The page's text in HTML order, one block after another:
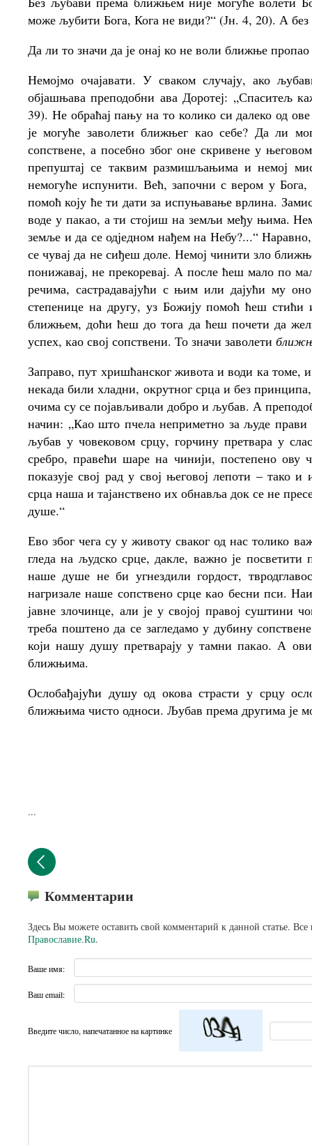
може љубити Бога, Кога не види?“ (Јн. 4, 20). А
Да ли то значи да је онај ко не воли ближње пропао
Немојмо очајавати. У сваком случају, ако
објашњава преподобни ава Доротеј: „Спаситељ
39). Не обраћај пању на то колико си далеко од
је могуће заволети ближњег као себе? Да ли
сопствене, а посебно због оне скривене у
препуштај се таквим размишљањима и немој
немогуће испунити. Већ, започни с вером у
помоћ коју ће ти дати за испуњавање врлина.
воде у пакао, а ти стојиш на земљи међу њима.
земље и да се одједном нађем на Небу?...“
се чувај да не сиђеш доле. Немој чинити зло
понижавај, не прекоревај. А после ћеш мало по
речима, састрадавајући с њим или дајући му
степенице на другу, уз Божију помоћ ћеш
ближњем, доћи ћеш до тога да ћеш почети да
успех, као свој сопствени. То значи заволети
Заправо, пут хришћанског живота и води ка томе,
некада били хладни, окрутног срца и без
очима су се појављивали добро и љубав. А
начин: „Као што пчела неприметно за људе прави
љубав у човековом срцу, горчину претвара у
сребро, правећи шаре на чинији, постепено
показује свој рад у свој његовој лепоти – тако
срца наша и тајанствено их обнавља док се не
душе.“
Ево због чега су у животу сваког од нас толико
гледа на људско срце, дакле, важно је
наше душе не би угнездили гордост,
нагризале наше сопствено срце као бесни пси.
јавне злочинце, али је у својој правој суштини
треба поштено да се загледамо у дубину
који нашу душу претварају у тамни пакао. А
ближњима.
Ослобађајући душу од окова страсти у срцу
ближњима чисто односи. Љубав према другима је
...
Комментарии
Здесь Вы можете оставить свой комментарий к данной статье.
Православие.Ru.
Ваше имя:
Ваш email:
Введите число, напечатанное на картинке